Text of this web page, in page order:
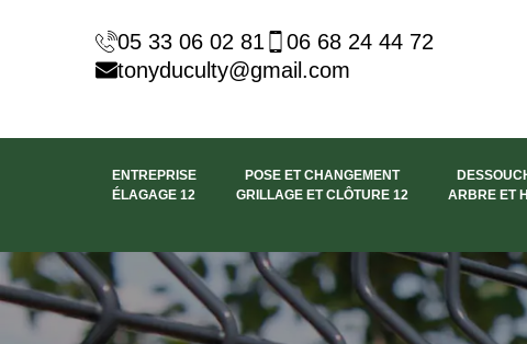
05 33 06 02 81
06 68 24 44 72
tonyduculty@gmail.com
ENTREPRISE
ÉLAGAGE 12
POSE ET CHANGEMENT
GRILLAGE ET CLÔTURE 12
ARBRE ET